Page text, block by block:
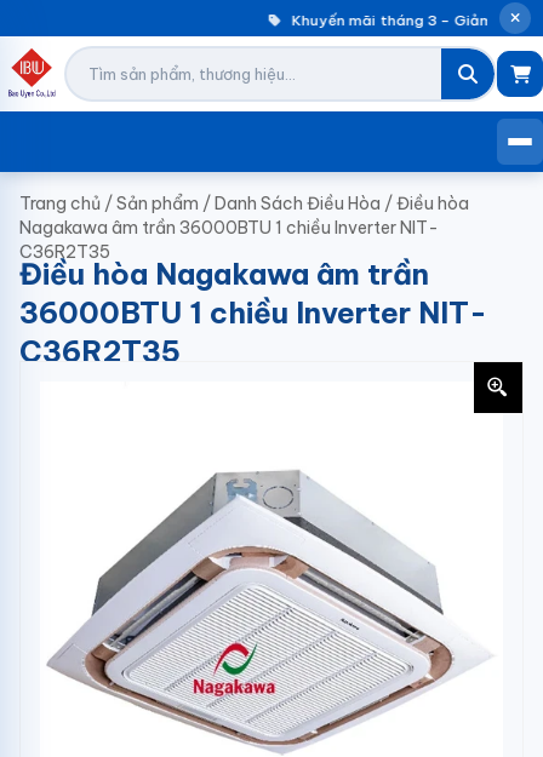
Khuyến mãi tháng 3 – Giảm đến
Trang chủ /Sản phẩm /Danh Sách Điều Hòa /Điều hòa
Nagakawa âm trần 36000BTU 1 chiều Inverter NIT-
C36R2T35
Điều hòa Nagakawa âm trần
36000BTU 1 chiều Inverter NIT-
C36R2T35